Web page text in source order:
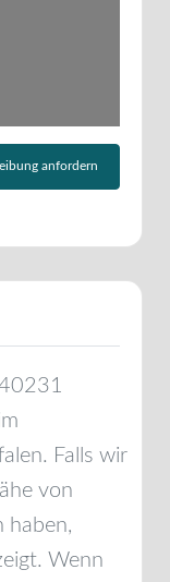
anfordern
. Falls wir
von
haben,
Wenn